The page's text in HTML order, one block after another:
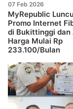
07 Feb 2026
MyRepublic
Promo Internet
di Bukittinggi dan
Harga Mulai Rp
233.100/Bulan